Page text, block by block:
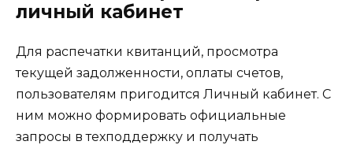
личный кабинет
Для распечатки квитанций, просмотра
текущей задолженности, оплаты счетов,
пользователям пригодится Личный кабинет. С
ним можно формировать официальные
запросы в техподдержку и получать